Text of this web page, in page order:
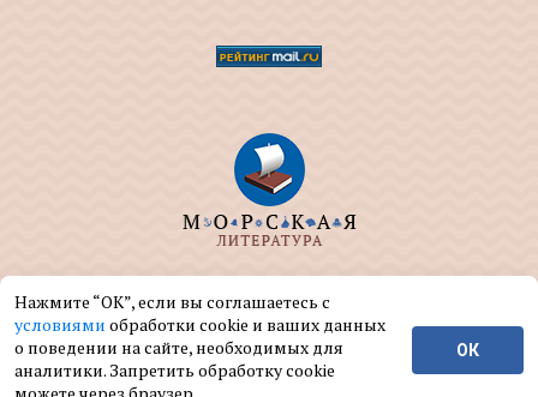
ООО "МОРКНИГА" занимается изданием и
реализацией книг на морскую тематику.
© ООО "МОРКНИГА", 2004 — 2026 г.
Нажмите “ОК”, если вы соглашаетесь с
условиями обработки cookie и ваших данных
о поведении на сайте, необходимых для
аналитики. Запретить обработку cookie
ОК